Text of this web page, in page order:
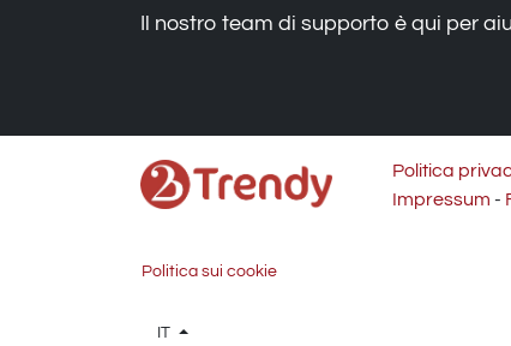
Il nostro team di supporto è qui per
Politica
Impressum -
Politica sui cookie
IT